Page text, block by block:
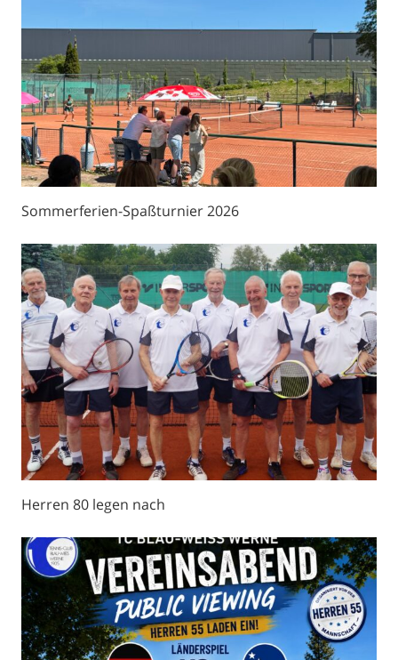
Sommerferien-Spaßturnier 2026
Herren 80 legen nach